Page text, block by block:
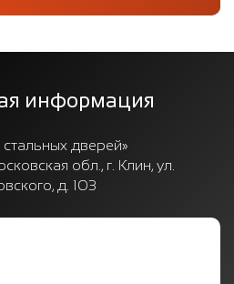
информация
дверей»
обл., г. Клин, ул.
д. 103